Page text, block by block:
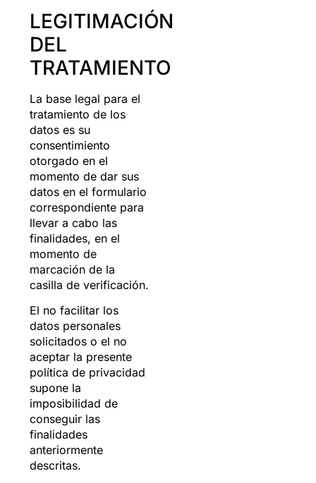
LEGITIMACIÓN
DEL
TRATAMIENTO
La base legal para el
tratamiento de los
datos es su
consentimiento
otorgado en el
momento de dar sus
datos en el formulario
correspondiente para
llevar a cabo las
finalidades, en el
momento de
marcación de la
casilla de verificación.
El no facilitar los
datos personales
solicitados o el no
aceptar la presente
política de privacidad
supone la
imposibilidad de
conseguir las
finalidades
anteriormente
descritas.